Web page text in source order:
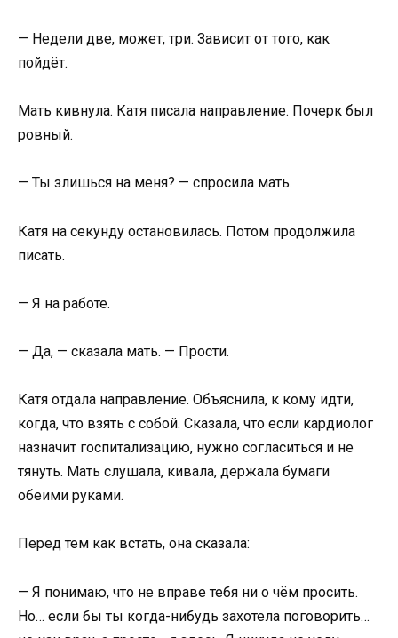
— Недели две, может, три. Зависит от того, как
пойдёт.
Мать кивнула. Катя писала направление. Почерк был
ровный.
— Ты злишься на меня? — спросила мать.
Катя на секунду остановилась. Потом продолжила
писать.
— Я на работе.
— Да, — сказала мать. — Прости.
Катя отдала направление. Объяснила, к кому идти,
когда, что взять с собой. Сказала, что если кардиолог
назначит госпитализацию, нужно согласиться и не
тянуть. Мать слушала, кивала, держала бумаги
обеими руками.
Перед тем как встать, она сказала:
— Я понимаю, что не вправе тебя ни о чём просить.
Но… если бы ты когда-нибудь захотела поговорить…